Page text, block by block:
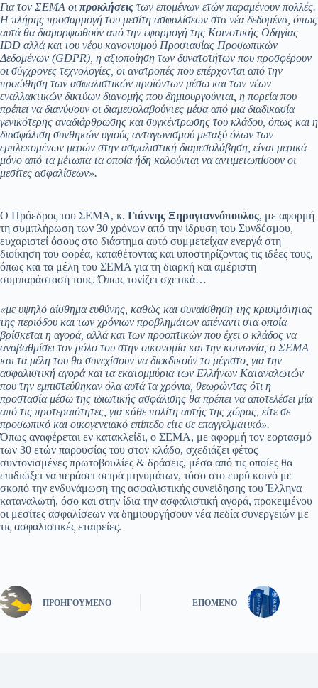
Για τον ΣΕΜΑ οι προκλήσεις των επομένων ετών παραμένουν πολλές.
Η πλήρης προσαρμογή του μεσίτη ασφαλίσεων στα νέα δεδομένα, όπως
αυτά θα διαμορφωθούν από την εφαρμογή της Κοινοτικής Οδηγίας
IDD αλλά και του νέου κανονισμού Προστασίας Προσωπικών
Δεδομένων (GDPR), η αξιοποίηση των δυνατοτήτων που προσφέρουν
οι σύγχρονες τεχνολογίες, οι ανατροπές που επέρχονται από την
προώθηση των ασφαλιστικών προϊόντων μέσω και των νέων
εναλλακτικών δικτύων διανομής που δημιουργούνται, η πορεία που
πρέπει να διανύσουν οι διαμεσολαβούντες μέσα από μια διαδικασία
γενικότερης αναδιάρθρωσης και συγκέντρωσης του κλάδου, όπως και η
διασφάλιση συνθηκών υγιούς ανταγωνισμού μεταξύ όλων των
εμπλεκομένων μερών στην ασφαλιστική διαμεσολάβηση, είναι μερικά
μόνο από τα μέτωπα τα οποία ήδη καλούνται να αντιμετωπίσουν οι
μεσίτες ασφαλίσεων».
Ο Πρόεδρος του ΣΕΜΑ, κ. Γιάννης Ξηρογιαννόπουλος, με αφορμή
τη συμπλήρωση των 30 χρόνων από την ίδρυση του Συνδέσμου,
ευχαριστεί όσους στο διάστημα αυτό συμμετείχαν ενεργά στη
διοίκηση του φορέα, καταθέτοντας και υποστηρίζοντας τις ιδέες τους,
όπως και τα μέλη του ΣΕΜΑ για τη διαρκή και αμέριστη
συμπαράστασή τους. Όπως τονίζει σχετικά…
«με υψηλό αίσθημα ευθύνης, καθώς και συναίσθηση της κρισιμότητας
της περιόδου και των χρόνιων προβλημάτων απέναντι στα οποία
βρίσκεται η αγορά, αλλά και των προοπτικών που έχει ο κλάδος να
αναβαθμίσει τον ρόλο του στην οικονομία και την κοινωνία, ο ΣΕΜΑ
και τα μέλη του θα συνεχίσουν να διεκδικούν το μέγιστο, για την
ασφαλιστική αγορά και τα εκατομμύρια των Ελλήνων Καταναλωτών
που την εμπιστεύθηκαν όλα αυτά τα χρόνια, θεωρώντας ότι η
προστασία μέσω της ιδιωτικής ασφάλισης θα πρέπει να αποτελέσει μία
από τις προτεραιότητες, για κάθε πολίτη αυτής της χώρας, είτε σε
προσωπικό και οικογενειακό επίπεδο είτε σε επαγγελματικό».
Όπως αναφέρεται εν κατακλείδι, ο ΣΕΜΑ, με αφορμή τον εορτασμό
των 30 ετών παρουσίας του στον κλάδο, σχεδιάζει φέτος
συντονισμένες πρωτοβουλίες & δράσεις, μέσα από τις οποίες θα
επιδιώξει να περάσει σειρά μηνυμάτων, τόσο στο ευρύ κοινό με
σκοπό την ενδυνάμωση της ασφαλιστικής συνείδησης του Έλληνα
καταναλωτή, όσο και στην ίδια την ασφαλιστική αγορά, προκειμένου
οι μεσίτες ασφαλίσεων να δημιουργήσουν νέα πεδία συνεργειών με
τις ασφαλιστικές εταιρείες.
ΠΡΟΗΓΟΎΜΕΝΟ ΕΠΌΜΕΝΟ